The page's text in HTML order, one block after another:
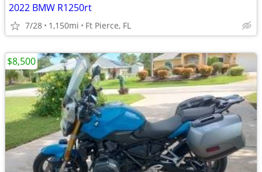
2022 BMW R1250rt
7/28 1,150mi Ft Pierce, FL
$8,500